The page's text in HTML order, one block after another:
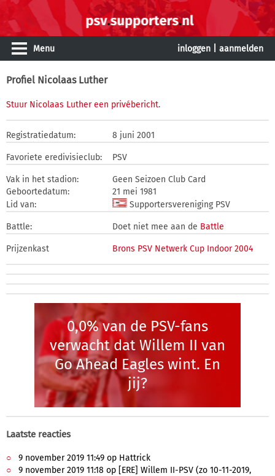
Menu inloggen aanmelden
Profiel Nicolaas Luther
Stuur Nicolaas Luther een privébericht.
Registratiedatum: 8 juni 2001
Favoriete eredivisieclub: PSV
Vak in het stadion:
Geen Seizoen Club Card
Geboortedatum:
21 mei 1981
Lid van:
Supportersvereniging PSV
Battle: Doet niet mee aan de Battle
Prijzenkast Brons PSV Netwerk Cup Indoor 2004
0,0% van de PSV-fans
verwacht dat Willem II van
Go Ahead Eagles wint. En
jij?
Laatste reacties
9 november 2019 11:49 op Hattrick
9 november 2019 11:18 op [ERE] Willem II-PSV (zo 10-11-2019,